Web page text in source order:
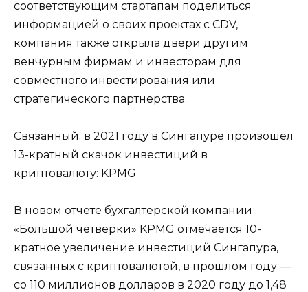
соответствующим стартапам поделиться
информацией о своих проектах с CDV,
компания также открыла двери другим
венчурным фирмам и инвесторам для
совместного инвестирования или
стратегического партнерства.
Связанный: в 2021 году в Сингапуре произошел
13-кратный скачок инвестиций в
криптовалюту: KPMG
В новом отчете бухгалтерской компании
«Большой четверки» KPMG отмечается 10-
кратное увеличение инвестиций Сингапура,
связанных с криптовалютой, в прошлом году —
со 110 миллионов долларов в 2020 году до 1,48